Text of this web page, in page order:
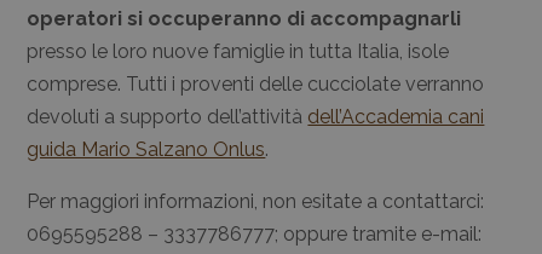
operatori si occuperanno di accompagnarli
presso le loro nuove famiglie in tutta Italia, isole
comprese. Tutti i proventi delle cucciolate verranno
devoluti a supporto dell’attività dell’Accademia cani
guida Mario Salzano Onlus.
Per maggiori informazioni, non esitate a contattarci:
0695595288 – 3337786777; oppure tramite e-mail: